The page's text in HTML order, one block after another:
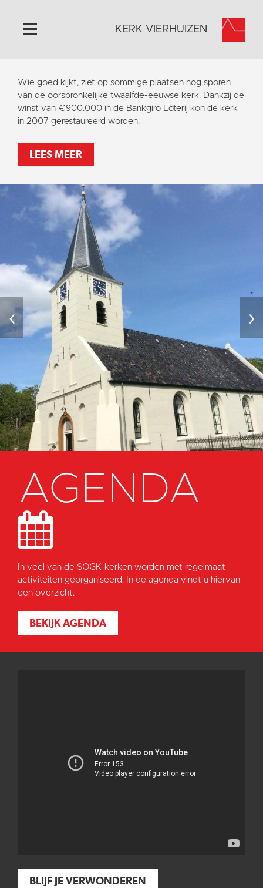
Home
Algemeen
Historie
Activiteiten
Contact
Vaktaal
KERK VIERHUIZEN
Wie goed kijkt, ziet op sommige plaatsen nog sporen
van de oorspronkelijke twaalfde-eeuwse kerk. Dankzij de
winst van €900.000 in de Bankgiro Loterij kon de kerk
in 2007 gerestaureerd worden.
LEES MEER
‹ ›
AGENDA
In veel van de SOGK-kerken worden met regelmaat
activiteiten georganiseerd. In de agenda vindt u hiervan
een overzicht.
BEKIJK AGENDA
BLIJF JE VERWONDEREN